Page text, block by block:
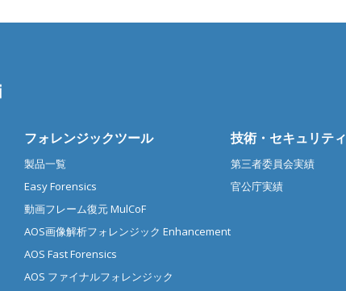
フォレンジックツール
製品一覧
Easy Forensics
動画フレーム復元 MulCoF
AOS画像解析フォレンジック Enhancement
AOS Fast Forensics
AOS ファイナルフォレンジック
技術・セキュリティ
第三者委員会実績
官公庁実績